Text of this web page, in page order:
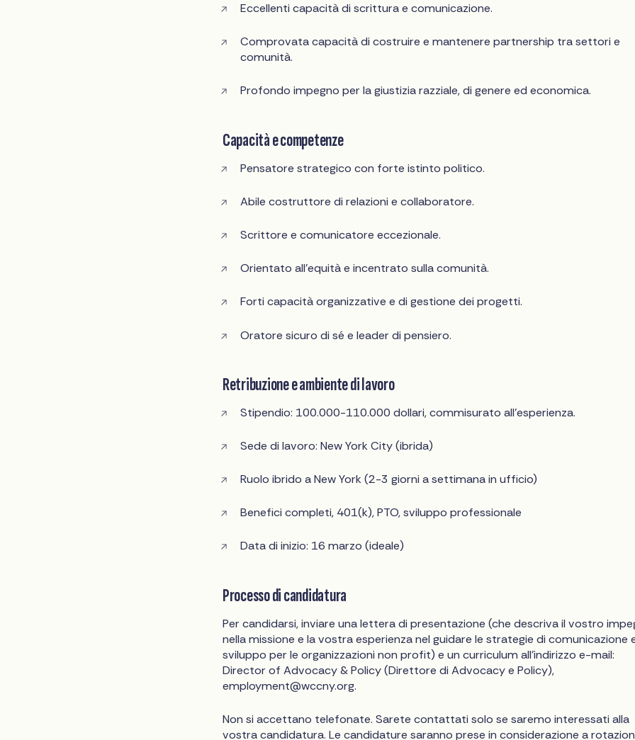
Eccellenti capacità di scrittura e comunicazione.
Comprovata capacità di costruire e mantenere partnership tra settori e
comunità.
Profondo impegno per la giustizia razziale, di genere ed economica.
Capacità e competenze
Pensatore strategico con forte istinto politico.
Abile costruttore di relazioni e collaboratore.
Scrittore e comunicatore eccezionale.
Orientato all'equità e incentrato sulla comunità.
Forti capacità organizzative e di gestione dei progetti.
Oratore sicuro di sé e leader di pensiero.
Retribuzione e ambiente di lavoro
Stipendio: 100.000-110.000 dollari, commisurato all'esperienza.
Sede di lavoro: New York City (ibrida)
Ruolo ibrido a New York (2-3 giorni a settimana in ufficio)
Benefici completi, 401(k), PTO, sviluppo professionale
Data di inizio: 16 marzo (ideale)
Processo di candidatura
Per candidarsi, inviare una lettera di presentazione (che descriva il vostro
nella missione e la vostra esperienza nel guidare le strategie di comunicazione
sviluppo per le organizzazioni non profit) e un curriculum all'indirizzo e-mail:
Director of Advocacy & Policy (Direttore di Advocacy e Policy),
employment@wccny.org.
Non si accettano telefonate. Sarete contattati solo se saremo interessati alla
vostra candidatura. Le candidature saranno prese in considerazione a